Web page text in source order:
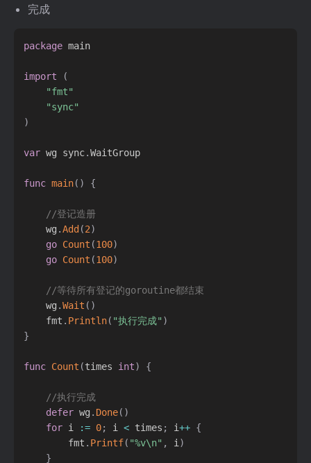
完成
package main
import
(
"fmt"
"sync"
)
var wg sync.WaitGroup
func main( ) {
//登记造册
	wg
.Add (2)
go Count (100)
go Count (100)
//等待所有登记的goroutine都结束
	wg
.Wait ( )
	fmt
. Println( "执行完成" )
}
func Count (times int) {
//执行完成
defer wg . Done( )
for i := 0; i < times ; i++ {
		fmt
. Printf( "%v\n" , i )
}